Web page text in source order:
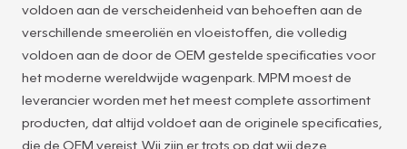
voldoen aan de verscheidenheid van behoeften aan de
verschillende smeeroliën en vloeistoffen, die volledig
voldoen aan de door de OEM gestelde specificaties voor
het moderne wereldwijde wagenpark. MPM moest de
leverancier worden met het meest complete assortiment
producten, dat altijd voldoet aan de originele specificaties,
die de OEM vereist. Wij zijn er trots op dat wij deze